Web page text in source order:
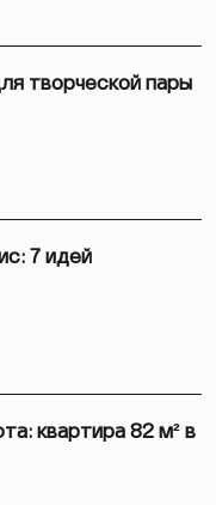
творческой пары
7 идей
квартира 82 м² в